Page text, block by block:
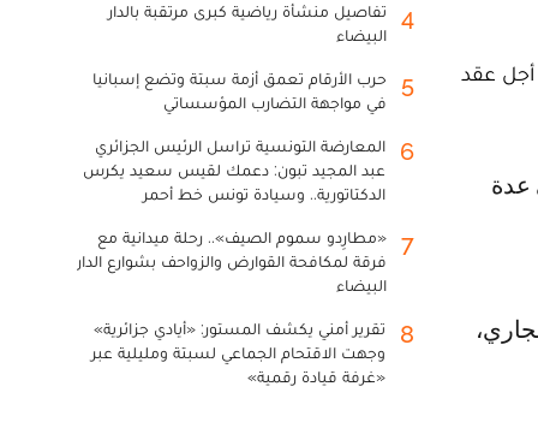
وذلك من أجل عقد
4
تفاصيل منشأة رياضية كبرى مرتقبة بالدار
البيضاء
5
حرب الأرقام تعمق أزمة سبتة وتضع إسبانيا
في مواجهة التضارب المؤسساتي
6
المعارضة التونسية تراسل الرئيس الجزائري
عبد المجيد تبون: دعمك لقيس سعيد يكرس
الدكتاتورية.. وسيادة تونس خط أحمر
7
«مطارِدو سموم الصيف».. رحلة ميدانية مع
فرقة لمكافحة القوارض والزواحف بشوارع الدار
البيضاء
8
تقرير أمني يكشف المستور: «أيادي جزائرية»
وجهت الاقتحام الجماعي لسبتة ومليلية عبر
«غرفة قيادة رقمية»